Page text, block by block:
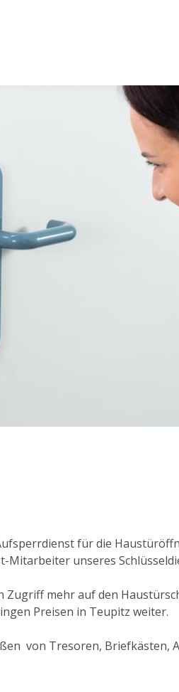
für die
Mitarbeiter unseres
mehr auf den
Preisen in Teupitz weiter.
von Tresoren, Briefkästen,